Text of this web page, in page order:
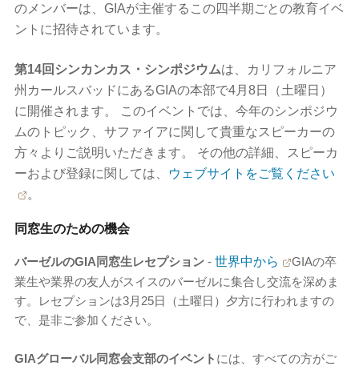
のメンバーは、GIAが主催するこの四半期ごとの教育イベ
ントに招待されています。
第14回シンカンカス・シンポジウムは、カリフォルニア
州カールスバッドにあるGIAの本部で4月8日（土曜日）
に開催されます。 このイベントでは、今年のシンポジウ
ムのトピック、サファイアに関して貴重なスピーカーの
方々よりご説明いただきます。 その他の詳細、スピーカ
ーおよび登録に関しては、
ウェブサイトをご覧ください
。
同窓生のための機会
バーゼルのGIA同窓生レセプション - 世界中から
GIAの卒
業生や業界の友人がスイスのバーゼルに集合し交流を深めま
す。レセプションは3月25日（土曜日）夕方に行われますの
で、是非ご参加ください。
GIAグローバル同窓会支部のイベント には、すべての方がご